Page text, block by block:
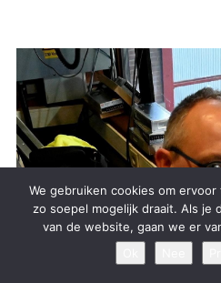
We gebruiken cookies om
zo soepel mogelijk draait. Als je
van de website, gaan we er